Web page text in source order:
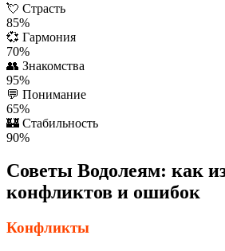
💘 Страсть
85%
💞 Гармония
70%
👥 Знакомства
95%
💬 Понимание
65%
🏰 Стабильность
90%
Советы Водолеям: как
конфликтов и ошибок
Конфликты